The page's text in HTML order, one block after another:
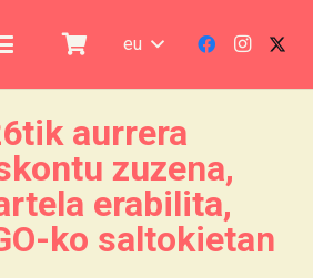
eu
aurrera
zuzena,
erabilita,
ko saltokietan